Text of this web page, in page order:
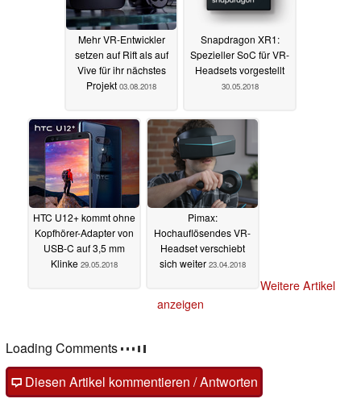
Mehr VR-Entwickler
setzen auf Rift als auf
Vive für ihr nächstes
Projekt 03.08.2018
Snapdragon XR1:
Spezieller SoC für VR-
Headsets vorgestellt
30.05.2018
HTC U12+ kommt ohne
Kopfhörer-Adapter von
USB-C auf 3,5 mm
Klinke 29.05.2018
Pimax:
Hochauflösendes VR-
Headset verschiebt
sich weiter 23.04.2018
Weitere Artikel
anzeigen
Loading Comments
Diesen Artikel kommentieren / Antworten